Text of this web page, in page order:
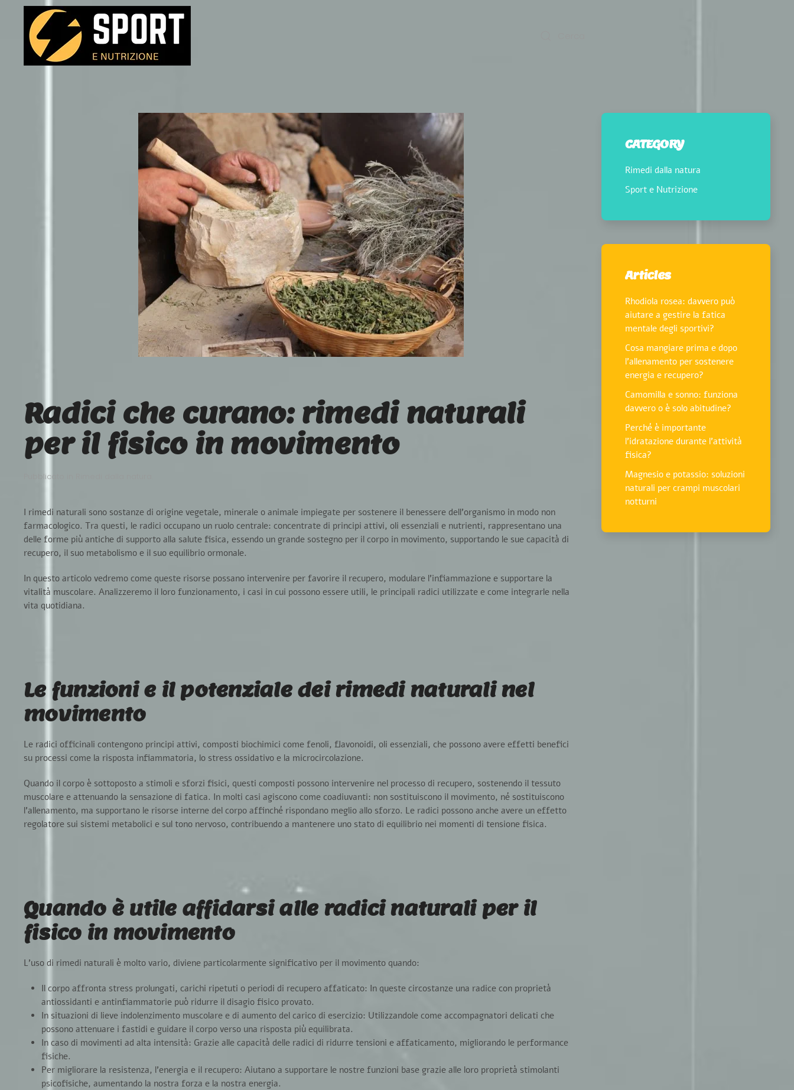
Passa al contenuto principale
Radici che curano: rimedi naturali
per il fisico in movimento
Pubblicato in
I rimedi naturali sono sostanze di origine vegetale, minerale o animale impiegate per sostenere il benessere dell’organismo in modo non
farmacologico. Tra questi, le radici occupano un ruolo centrale: concentrate di principi attivi, oli essenziali e nutrienti, rappresentano una
delle forme più antiche di supporto alla salute fisica, essendo un grande sostegno per il corpo in movimento, supportando le sue capacità di
recupero, il suo metabolismo e il suo equilibrio ormonale.
In questo articolo vedremo come queste risorse possano intervenire per favorire il recupero, modulare l’infiammazione e supportare la
vitalità muscolare. Analizzeremo il loro funzionamento, i casi in cui possono essere utili, le principali radici utilizzate e come integrarle nella
vita quotidiana.
Le funzioni e il potenziale dei rimedi naturali nel
movimento
Le radici officinali contengono principi attivi, composti biochimici come fenoli, flavonoidi, oli essenziali, che possono avere effetti benefici
su processi come la risposta infiammatoria, lo stress ossidativo e la microcircolazione.
Quando il corpo è sottoposto a stimoli e sforzi fisici, questi composti possono intervenire nel processo di recupero, sostenendo il tessuto
muscolare e attenuando la sensazione di fatica. In molti casi agiscono come coadiuvanti: non sostituiscono il movimento, né sostituiscono
l’allenamento, ma supportano le risorse interne del corpo affinché rispondano meglio allo sforzo. Le radici possono anche avere un effetto
regolatore sui sistemi metabolici e sul tono nervoso, contribuendo a mantenere uno stato di equilibrio nei momenti di tensione fisica.
Quando è utile affidarsi alle radici naturali per il
fisico in movimento
L’uso di rimedi naturali è molto vario, diviene particolarmente significativo per il movimento quando:
Il corpo affronta stress prolungati, carichi ripetuti o periodi di recupero affaticato: In queste circostanze una radice con proprietà
antiossidanti e antinfiammatorie può ridurre il disagio fisico provato.
In situazioni di lieve indolenzimento muscolare e di aumento del carico di esercizio: Utilizzandole come accompagnatori delicati che
possono attenuare i fastidi e guidare il corpo verso una risposta più equilibrata.
In caso di movimenti ad alta intensità: Grazie alle capacità delle radici di ridurre tensioni e affaticamento, migliorando le performance
fisiche.
Per migliorare la resistenza, l’energia e il recupero: Aiutano a supportare le nostre funzioni base grazie alle loro proprietà stimolanti
psicofisiche, aumentando la nostra forza e la nostra energia.
CATEGORY
Rimedi dalla natura
Sport e Nutrizione
Articles
Rhodiola rosea: davvero può
aiutare a gestire la fatica
mentale degli sportivi?
Cosa mangiare prima e dopo
l’allenamento per sostenere
energia e recupero?
Camomilla e sonno: funziona
davvero o è solo abitudine?
Perché è importante
l’idratazione durante l’attività
fisica?
Magnesio e potassio: soluzioni
naturali per crampi muscolari
notturni